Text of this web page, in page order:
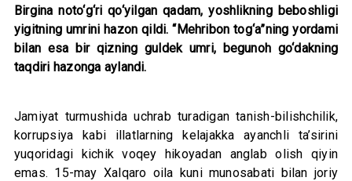
Birgina noto‘g‘ri qo‘yilgan qadam, yoshlikning beboshligi
yigitning umrini hazon qildi. “Mehribon tog‘a”ning yordami
bilan esa bir qizning guldek umri, begunoh go‘dakning
taqdiri hazonga aylandi.
Jamiyat turmushida uchrab turadigan tanish-bilishchilik,
korrupsiya kabi illatlarning kelajakka ayanchli ta’sirini
yuqoridagi kichik voqey hikoyadan anglab olish qiyin
emas. 15-may Xalqaro oila kuni munosabati bilan joriy